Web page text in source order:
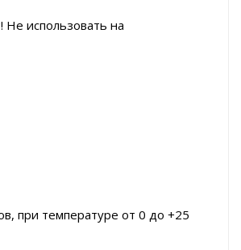
использовать на
при температуре от 0 до +25